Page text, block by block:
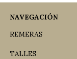
NAVEGACIÓN
REMERAS
TALLES